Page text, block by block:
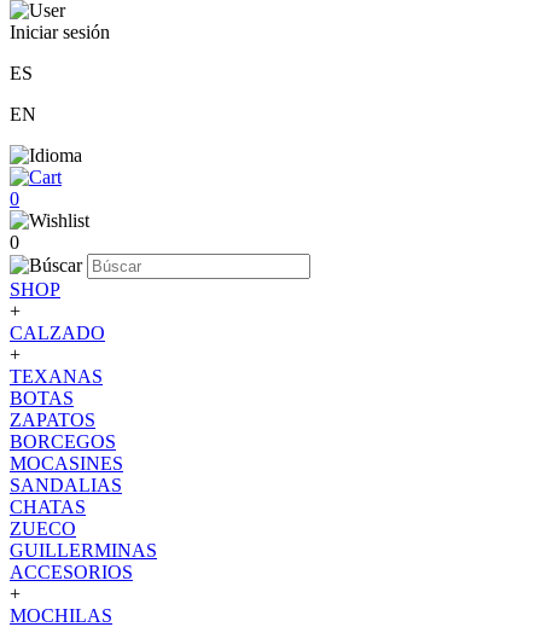
Iniciar sesión
ES
EN
0
0
SHOP
+
CALZADO
+
TEXANAS
BOTAS
ZAPATOS
BORCEGOS
MOCASINES
SANDALIAS
CHATAS
ZUECO
GUILLERMINAS
ACCESORIOS
+
MOCHILAS